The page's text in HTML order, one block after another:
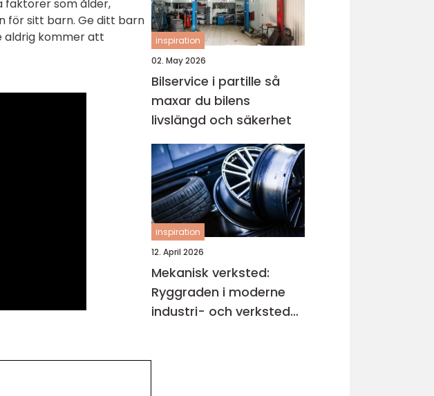
faktorer som ålder,
för sitt barn. Ge ditt barn
aldrig kommer att
inspiration
02. May 2026
Bilservice i partille så
maxar du bilens
livslängd och säkerhet
inspiration
12. April 2026
Mekanisk verksted:
Ryggraden i moderne
industri- och verksted-